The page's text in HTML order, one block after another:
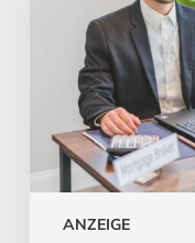
ANZEIGE